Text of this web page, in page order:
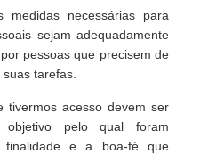
necessárias para
sejam adequadamente
pessoas que precisem de
tarefas.
tivermos acesso devem ser
pelo qual foram
finalidade e a boa-fé que